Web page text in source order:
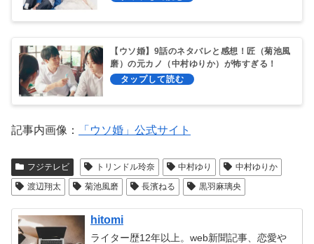
【ウソ婚】9話のネタバレと感想！匠（菊池風
磨）の元カノ（中村ゆりか）が怖すぎる！
記事内画像： 「ウソ婚」公式サイト
フジテレビ トリンドル玲奈 中村ゆり
中村ゆりか
渡辺翔太
菊池風磨 長濱ねる 黒羽麻璃央
hitomi
ライター歴12年以上。web新聞記事、恋愛や